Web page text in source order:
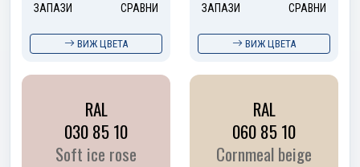
ЗАПАЗИ СРАВНИ
ВИЖ ЦВЕТА
ЗАПАЗИ СРАВНИ
ВИЖ ЦВЕТА
RAL
030 85 10
Soft ice rose
RAL
060 85 10
Cornmeal beige